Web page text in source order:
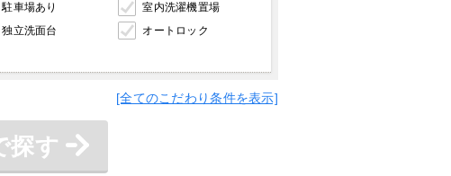
駐車場あり
室内洗濯機置場
独立洗面台
オートロック
[全てのこだわり条件を表示]
探す